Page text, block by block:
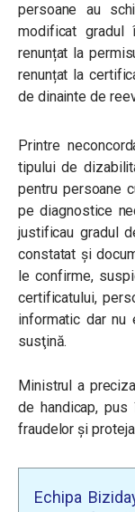
persoane au
modificat gradul
renunțat la
renunțat la
de dinainte de
Printre
tipului de
pentru persoane
pe diagnostice
justificau gradul
constatat și
le confirme,
certificatului,
informatic dar
susţină.
Ministrul a
de handicap, pus
fraudelor și
Echipa